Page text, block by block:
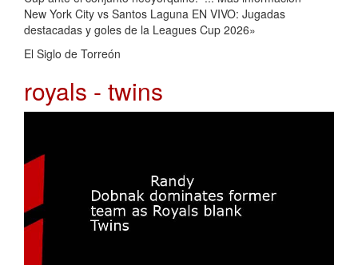
New York City vs Santos Laguna EN VIVO: Jugadas
destacadas y goles de la Leagues Cup 2026»
El Siglo de Torreón
royals - twins